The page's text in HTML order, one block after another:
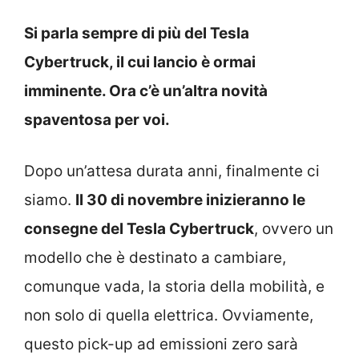
Si parla sempre di più del Tesla
Cybertruck, il cui lancio è ormai
imminente. Ora c’è un’altra novità
spaventosa per voi.
Dopo un’attesa durata anni, finalmente ci
siamo. Il 30 di novembre inizieranno le
consegne del Tesla Cybertruck, ovvero un
modello che è destinato a cambiare,
comunque vada, la storia della mobilità, e
non solo di quella elettrica. Ovviamente,
questo pick-up ad emissioni zero sarà